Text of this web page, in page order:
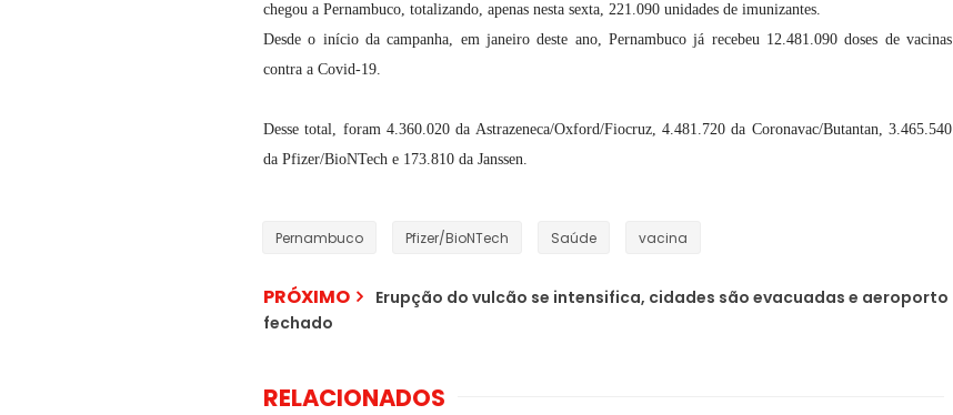
chegou a Pernambuco, totalizando, apenas nesta sexta, 221.090 unidades de imunizantes.
Desde o início da campanha, em janeiro deste ano, Pernambuco já recebeu 12.481.090 doses de vacinas
contra a Covid-19.
Desse total, foram 4.360.020 da Astrazeneca/Oxford/Fiocruz, 4.481.720 da Coronavac/Butantan, 3.465.540
da Pfizer/BioNTech e 173.810 da Janssen.
Pernambuco Pfizer/BioNTech Saúde vacina
PRÓXIMO
Erupção do vulcão se intensifica, cidades são evacuadas e aeroporto
fechado
RELACIONADOS